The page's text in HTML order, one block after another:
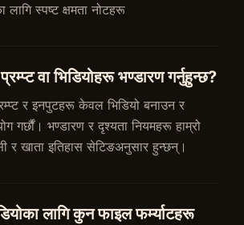
स्पष्ट क्षमता नोटहरू
वा भिडियोहरू भण्डारण गर्नुहुन्छ?
र इनपुटहरू केवल भिडियो बनाउन र
गर्छौं। भण्डारण र दृश्यता नियमहरू हाम्रो
र खाता इतिहास सेटिङअनुसार हुन्छन्।
लागि कुन फाइल फर्म्याटहरू